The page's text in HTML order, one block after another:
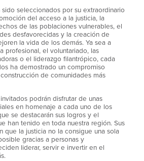
seleccionados por su extraordinario
del acceso a la justicia, la
de las poblaciones vulnerables, el
desfavorecidas y la creación de
la vida de los demás. Ya sea a
profesional, el voluntariado, las
o el liderazgo filantrópico, cada
ha demostrado un compromiso
de comunidades más
podrán disfrutar de unas
en homenaje a cada uno de los
se destacarán sus logros y el
han tenido en toda nuestra región. Sus
que la justicia no la consigue una sola
gracias a personas y
liderar, servir e invertir en el